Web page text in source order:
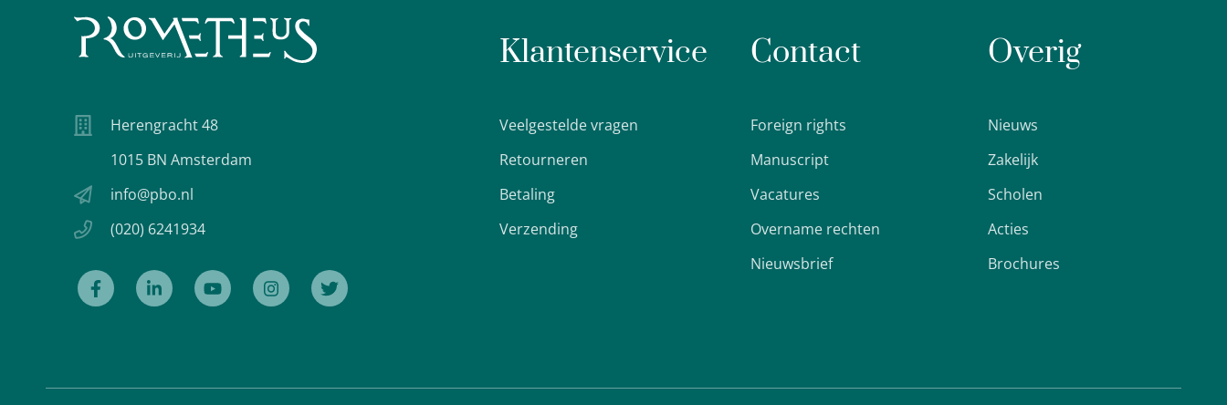
Herengracht 48
1015 BN Amsterdam
info@pbo.nl
(020) 6241934
Klantenservice
Veelgestelde vragen
Retourneren
Betaling
Verzending
Contact
Foreign rights
Manuscript
Vacatures
Overname rechten
Nieuwsbrief
Overig
Nieuws
Zakelijk
Scholen
Acties
Brochures